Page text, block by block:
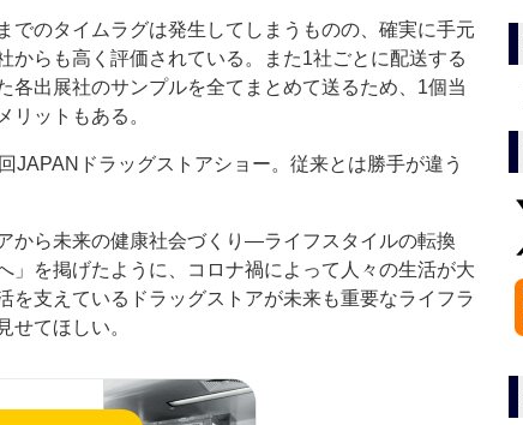
のタイムラグは発生してしまうものの、確実に手元
からも高く評価されている。また1社ごとに配送する
各出展社のサンプルを全てまとめて送るため、1個当
リットもある。
ドラッグストアショー。従来とは勝手が違う
から未来の健康社会づくり―ライフスタイルの転換
」を掲げたように、コロナ禍によって人々の生活が大
を支えているドラッグストアが未来も重要なライフラ
せてほしい。